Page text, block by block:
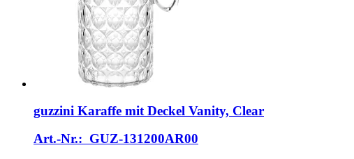
guzzini Karaffe mit Deckel Vanity, Clear
Art.-Nr.: GUZ-131200AR00